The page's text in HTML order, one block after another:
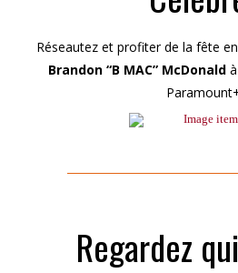
Réseautez et profiter de la fête
Brandon “B MAC” McDonald
Regardez